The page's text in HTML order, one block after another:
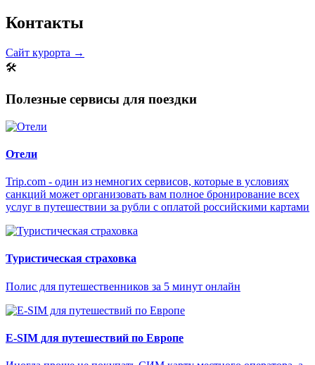
Контакты
Сайт курорта →
🛠
Полезные сервисы для поездки
Отели
Trip.com - один из немногих сервисов, которые в условиях
санкций может организовать вам полное бронирование всех
услуг в путешествии за рубли с оплатой российскими картами
Туристическая страховка
Полис для путешественников за 5 минут онлайн
E-SIM для путешествий по Европе